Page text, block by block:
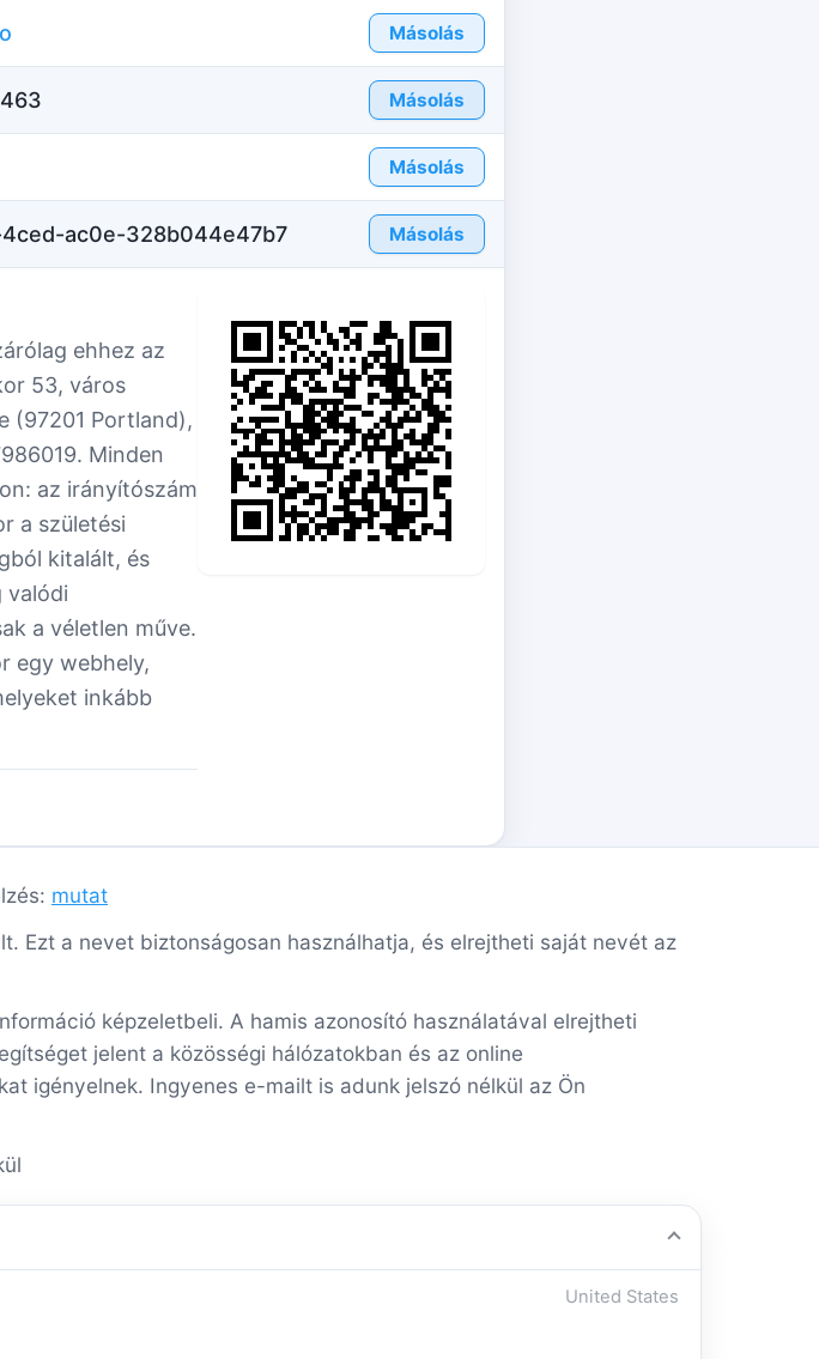
Másolás
Másolás
Másolás
ac0e-328b044e47b7 Másolás
ehhez az
53, város
(97201 Portland),
Minden
az irányítószám
a születési
kitalált, és
valódi
a véletlen műve.
egy webhely,
inkább
mutat
Ezt a nevet biztonságosan használhatja, és elrejtheti saját nevét az
képzeletbeli. A hamis azonosító használatával elrejtheti
jelent a közösségi hálózatokban és az online
igényelnek. Ingyenes e-mailt is adunk jelszó nélkül az Ön
United States